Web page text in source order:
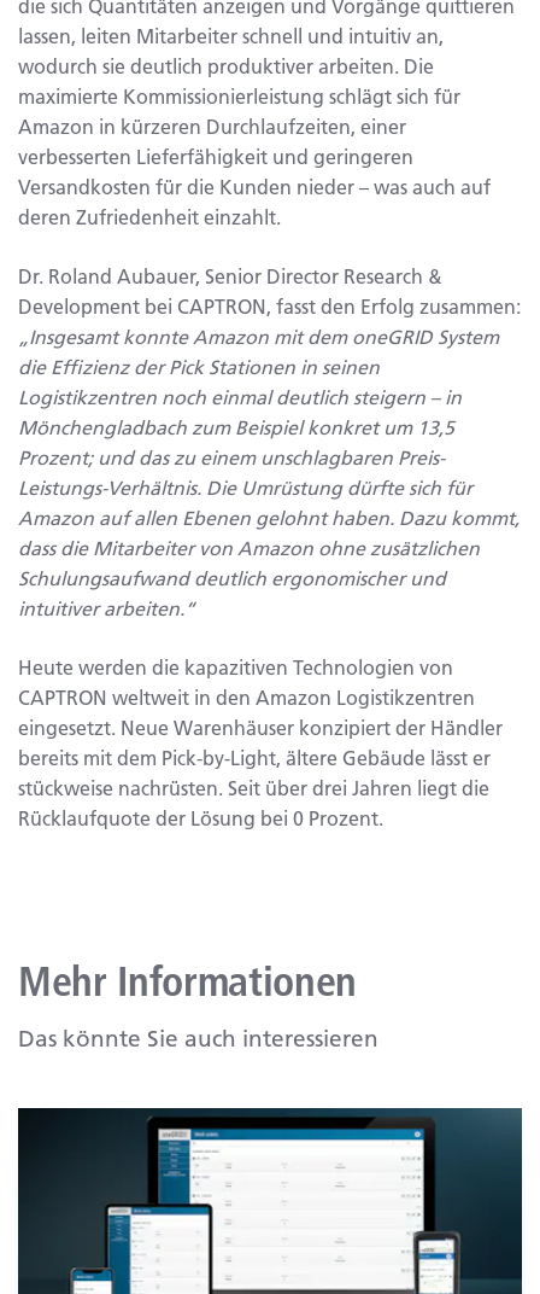
die sich Quantitäten anzeigen und Vorgänge quittieren
lassen, leiten Mitarbeiter schnell und intuitiv an,
wodurch sie deutlich produktiver arbeiten. Die
maximierte Kommissionierleistung schlägt sich für
Amazon in kürzeren Durchlaufzeiten, einer
verbesserten Lieferfähigkeit und geringeren
Versandkosten für die Kunden nieder – was auch auf
deren Zufriedenheit einzahlt.
Dr. Roland Aubauer, Senior Director Research &
Development bei CAPTRON, fasst den Erfolg zusammen:
„Insgesamt konnte Amazon mit dem oneGRID System
die Effizienz der Pick Stationen in seinen
Logistikzentren noch einmal deutlich steigern – in
Mönchengladbach zum Beispiel konkret um 13,5
Prozent; und das zu einem unschlagbaren Preis-
Leistungs-Verhältnis. Die Umrüstung dürfte sich für
Amazon auf allen Ebenen gelohnt haben. Dazu kommt,
dass die Mitarbeiter von Amazon ohne zusätzlichen
Schulungsaufwand deutlich ergonomischer und
intuitiver arbeiten.“
Heute werden die kapazitiven Technologien von
CAPTRON weltweit in den Amazon Logistikzentren
eingesetzt. Neue Warenhäuser konzipiert der Händler
bereits mit dem Pick-by-Light, ältere Gebäude lässt er
stückweise nachrüsten. Seit über drei Jahren liegt die
Rücklaufquote der Lösung bei 0 Prozent.
Mehr Informationen
Das könnte Sie auch interessieren